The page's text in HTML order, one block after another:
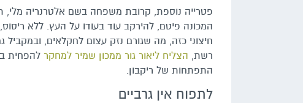
פטרייה נוספת, קרובת משפחה בשם אלטרנריה מלי,
חיצוני כזה, מה שגורם נזק עצום לחקלאים,
רשת, הצליח ליאור גור ממכון שמיר למחקר להפחית
התפתחות של ריקבון.
לתפוח אין גרביים